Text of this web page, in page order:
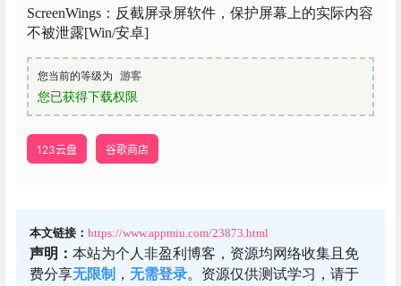
ScreenWings：反截屏录屏软件，保护屏幕上的实际内容
不被泄露[Win/安卓]
您当前的等级为 游客
您已获得下载权限
123云盘 谷歌商店
本文链接： https://www.appmiu.com/23873.html
声明： 本站为个人非盈利博客，资源均网络收集且免
费分享无限制 ， 无需登录。资源仅供测试学习，请于